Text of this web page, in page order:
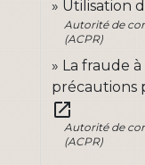
Utilisation
Autorité de
(ACPR)
La fraude
précautions
open_in_new
Autorité de
(ACPR)